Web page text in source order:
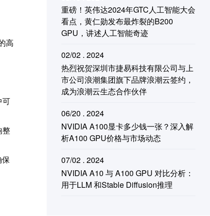
高
可
整
保
重磅！英伟达2024年GTC人工智能大会
看点，黄仁勋发布最炸裂的B200
GPU，讲述人工智能奇迹
02/02 . 2024
热烈祝贺深圳市捷易科技有限公司与上
市公司浪潮集团旗下品牌浪潮云签约，
成为浪潮云生态合作伙伴
06/20 . 2024
NVIDIA A100显卡多少钱一张？深入解
析A100 GPU价格与市场动态
07/02 . 2024
NVIDIA A10 与 A100 GPU 对比分析：
用于LLM 和Stable Diffusion推理